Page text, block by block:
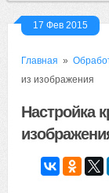
17 Фев 2015
Главная »
из изображения
Настройка